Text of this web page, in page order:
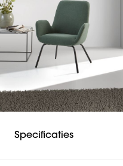
reflecties en
Specificaties